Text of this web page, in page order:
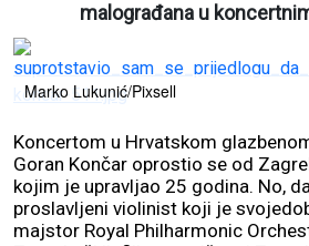
malograđana u
Marko Lukunić/Pixsell
Koncertom u Hrvatskom
Goran Končar oprostio se od
kojim je upravljao 25 godina. No,
proslavljeni violinist koji je
majstor Royal Philharmonic